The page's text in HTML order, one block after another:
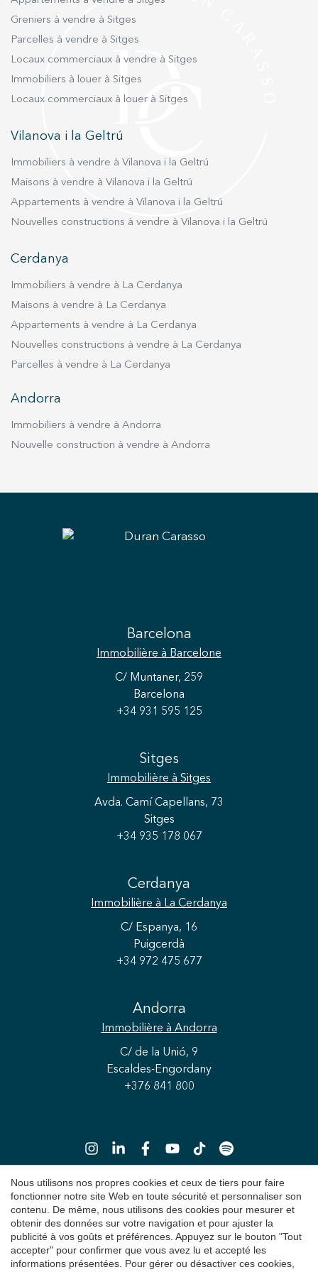
places de parking pour voitures (avec bornes de
vélos. Les espaces de bureaux sont ouverts,
spacieux et baignés de lumière naturelle, créant
un environnement de travail stimulant et
productif. L'immeuble est conçu pour accueillir
espaces indépendants pour différents
emplacement stratégique, fonctionnalité,
confort et durabilité, faisant d’elle un choix
exceptionnel pour les entreprises cherchant un
espace de bureaux haut de gamme à Barcelone.
l’équipe des investissements de Durán Carasso.
Greniers à vendre à Sitges
Parcelles à vendre à Sitges
Locaux commerciaux à vendre à Sitges
Immobiliers à louer à Sitges
Locaux commerciaux à louer à Sitges
Vilanova i la Geltrú
Immobiliers à vendre à Vilanova i la Geltrú
Maisons à vendre à Vilanova i la Geltrú
Appartements à vendre à Vilanova i la Geltrú
Nouvelles constructions à vendre à Vilanova i la Geltrú
Cerdanya
Immobiliers à vendre à La Cerdanya
Maisons à vendre à La Cerdanya
Appartements à vendre à La Cerdanya
Nouvelles constructions à vendre à La Cerdanya
Parcelles à vendre à La Cerdanya
Andorra
Immobiliers à vendre à Andorra
Nouvelle construction à vendre à Andorra
Barcelona
Immobilière à Barcelone
C/ Muntaner, 259
Barcelona
+34 931 595 125
Sitges
Immobilière à Sitges
Avda. Camí Capellans, 73
Sitges
+34 935 178 067
Cerdanya
Immobilière à La Cerdanya
C/ Espanya, 16
Puigcerdà
+34 972 475 677
Andorra
Immobilière à Andorra
C/ de la Unió, 9
Escaldes-Engordany
+376 841 800
Copyright 2026 © Durán Carasso
Avis juridique
Politique de Confidentialité
Nous utilisons nos propres cookies et ceux de tiers pour faire
fonctionner notre site Web en toute sécurité et personnaliser son
contenu. De même, nous utilisons des cookies pour mesurer et
obtenir des données sur votre navigation et pour ajuster la
publicité à vos goûts et préférences. Appuyez sur le bouton "Tout
accepter" pour confirmer que vous avez lu et accepté les
informations présentées. Pour gérer ou désactiver ces cookies,
Enregistrer les paramètres